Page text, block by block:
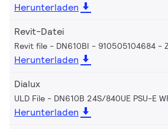
Herunterladen
Revit-Datei
Revit file - DN610BI - 910505104684
Herunterladen
Dialux
ULD File - DN610B 24S/840UE PSU-E
Herunterladen